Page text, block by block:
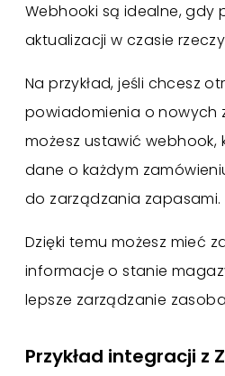
Webhooki są idealne, gdy
aktualizacji w czasie
Na przykład, jeśli chcesz
powiadomienia o nowych
możesz ustawić webhook,
dane o każdym
do zarządzania zapasami.
Dzięki temu możesz mieć
informacje o stanie
lepsze zarządzanie
Przykład integracji z